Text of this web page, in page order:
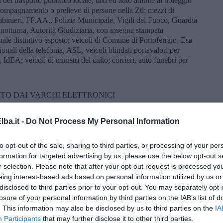
- Do Not Process My Personal Information
opt-out of the sale, sharing to third parties, or processing of your
for targeted advertising by us, please use the below opt-out
selection. Please note that after your opt-out request is processed
interest-based ads based on personal information utilized by us
to third parties prior to your opt-out. You may separately
of your personal information by third parties on the IAB’s list of
This information may also be disclosed by us to third parties on the
Participants that may further disclose it to other third parties.
o prelievo di persone nella Ztl; mezzi di
FF.AA., Polizia Municipale, Vigili del Fuoco, Guardia
Autorità Giudiziaria, con insegna stampata
distintivo esposto; veicoli di Comune di Portoferraio, Esa
della telefonia, ASL, veicoli blindati portavalori per
IdEA; veicoli di ministri del culto; corrieri, auto funebri per
DAI VARCHI ELETTRONICI
od urgenza attraverso i varchi elettronici della ZTL,
possono presentare una richiesta di autorizzazione in
Polizia Municipale o via mail all'indirizzo
all’indirizzo comune.portoferraio@postacert.toscana.it,
e le motivazioni specifiche dell’accesso. Per i clienti
è consentito il solo transito e la sosta per carico e scarico
le strutture ricettive dovranno comunicare entro 5
Le richieste saranno esaminate dal Comando per gli
venga riscontrata l’urgenza o la necessità specifica del
dell’iter sanzionatorio.